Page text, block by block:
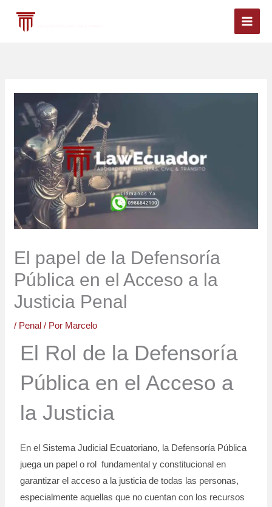
El papel de la Defensoría
Pública en el Acceso a la
Justicia Penal
/ Penal / Por Marcelo
El Rol de la Defensoría
Pública en el Acceso a
la Justicia
En el Sistema Judicial Ecuatoriano, la Defensoría Pública
juega un papel o rol fundamental y constitucional en
garantizar el acceso a la justicia de todas las personas,
especialmente aquellas que no cuentan con los recursos